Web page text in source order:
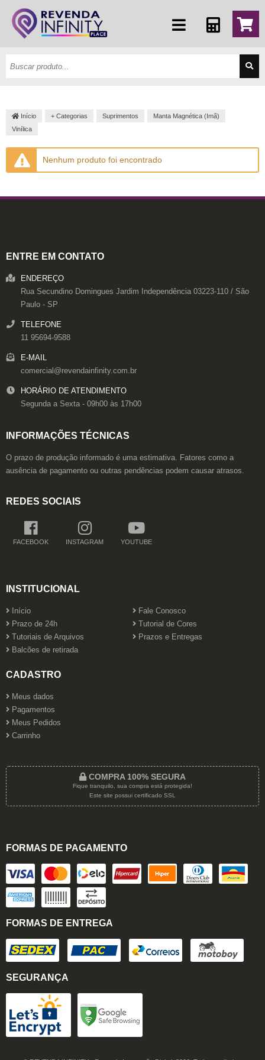
Início + Categorias Suprimentos
Manta Magnética (Imã)
Vinílica
Nenhum produto foi encontrado
ENTRE EM CONTATO
ENDEREÇO
Rua Secundino Domingues Jardim Independência 03223-110 / São
Paulo - SP
TELEFONE
11 95694-9588
E-MAIL
comercial@revendainfinity.com.br
HORÁRIO DE ATENDIMENTO
Segunda a Sexta - 09h00 às 17h00
INFORMAÇÕES TÉCNICAS
O prazo de produção informado é uma estimativa. Fatores como a
ausência de pagamento ou outras pendências podem causar atrasos.
REDES SOCIAIS
FACEBOOK INSTAGRAM YOUTUBE
INSTITUCIONAL
Início
Fale Conosco
Prazo de 24h
Tutorial de Cores
Tutoriais de Arquivos
Prazos e Entregas
Balcões de retirada
CADASTRO
Meus dados
Pagamentos
Meus Pedidos
Carrinho
COMPRA 100% SEGURA
Fique tranquilo, sua compra está protegida!
Este site possui certificado SSL
FORMAS DE PAGAMENTO
FORMAS DE ENTREGA
SEGURANÇA